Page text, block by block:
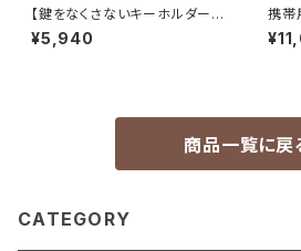
【鍵をなくさないキーホルダー】
Key Clip oil brown
¥5,940
携帯
×熊
商品一覧に戻
CATEGORY